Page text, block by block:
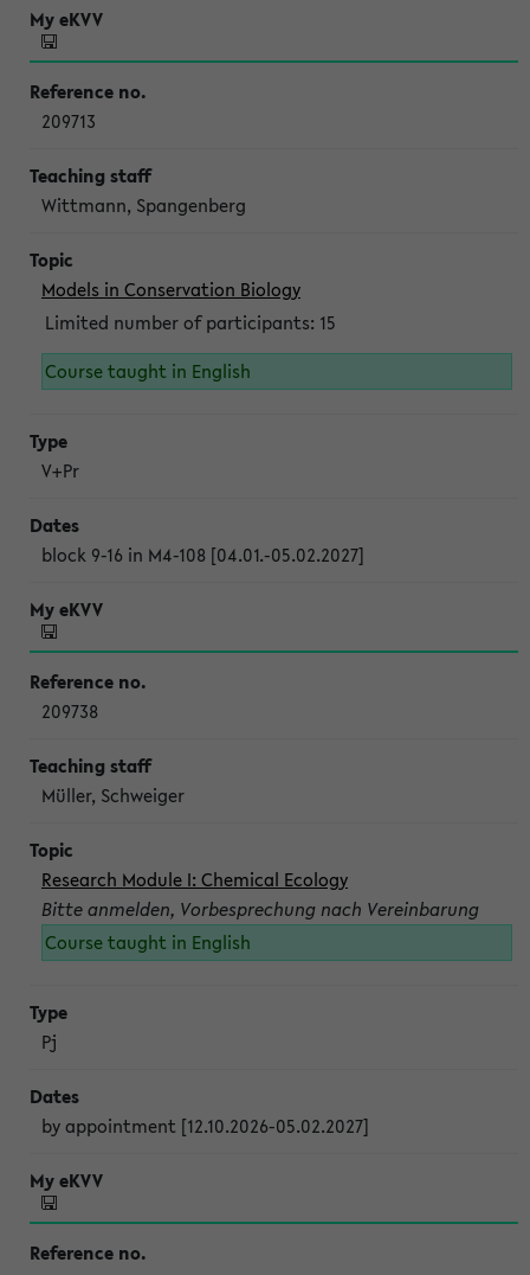
209713
Wittmann, Spangenberg
Models in Conservation Biology
Limited number of participants: 15
Course taught in English
V+Pr
block 9-16 in M4-108 [04.01.-05.02.2027]
209738
Müller, Schweiger
Research Module I: Chemical Ecology
Bitte anmelden, Vorbesprechung nach Vereinbarung
Course taught in English
Pj
by appointment [12.10.2026-05.02.2027]